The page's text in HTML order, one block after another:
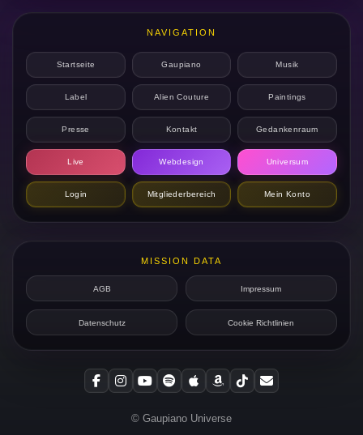
NAVIGATION
Startseite Gaupiano Musik
Label Alien Couture Paintings
Presse Kontakt Gedankenraum
Live Webdesign Universum
Login Mitgliederbereich Mein Konto
MISSION DATA
AGB Impressum
Datenschutz Cookie Richtlinien
© Gaupiano Universe